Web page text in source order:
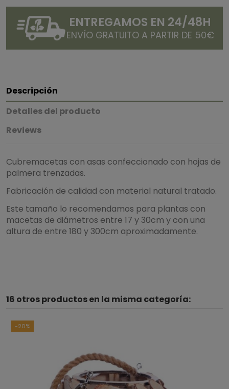
ENTREGAMOS EN 24/48H
ENVÍO GRATUITO A PARTIR DE 50€
Descripción
Detalles del producto
Reviews
Cubremacetas con asas confeccionado con hojas de
palmera trenzadas.
Fabricación de calidad con material natural tratado.
Este tamaño lo recomendamos para plantas con
macetas de diámetros entre 17 y 30cm y con una
altura de entre 180 y 300cm aproximadamente.
16 otros productos en la misma categoría:
-20%